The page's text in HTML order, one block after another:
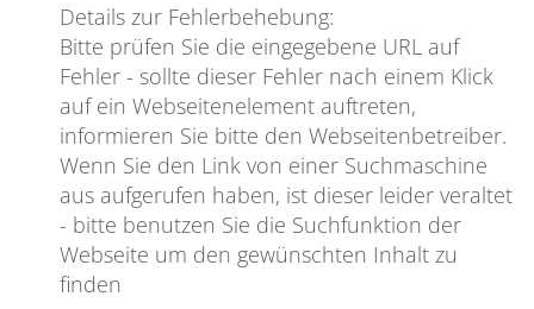
Details zur Fehlerbehebung:
Bitte prüfen Sie die eingegebene URL auf
Fehler - sollte dieser Fehler nach einem Klick
auf ein Webseitenelement auftreten,
informieren Sie bitte den Webseitenbetreiber.
Wenn Sie den Link von einer Suchmaschine
aus aufgerufen haben, ist dieser leider veraltet
- bitte benutzen Sie die Suchfunktion der
Webseite um den gewünschten Inhalt zu
finden